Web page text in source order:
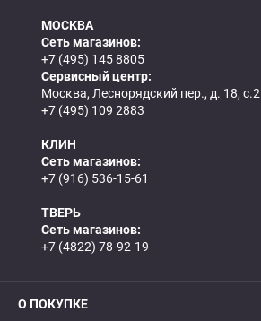
МОСКВА
Сеть магазинов:
+7 (495) 145 8805
Сервисный центр:
Москва, Леснорядский пер., д. 18, с.2
+7 (495) 109 2883
КЛИН
Сеть магазинов:
+7 (916) 536-15-61
ТВЕРЬ
Сеть магазинов:
+7 (4822) 78-92-19
О ПОКУПКЕ